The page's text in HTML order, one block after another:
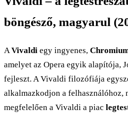
böngésző, magyarul
AVivaldi egy ingyenes,
amelyet az Opera egyik alapítója,
fejleszt. A Vivaldi filozófiája
alkalmazkodjon a felhasználóhoz,
megfelelően a Vivaldi a piac